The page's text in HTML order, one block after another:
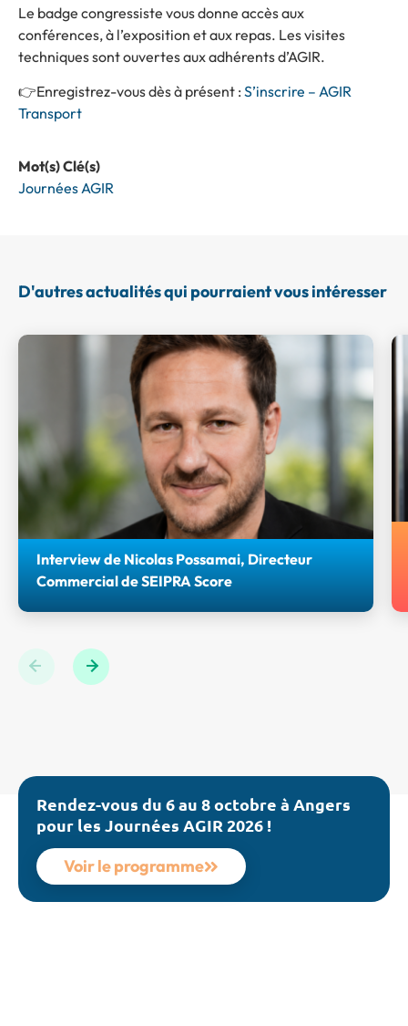
Le badge congressiste vous donne accès aux
conférences, à l’exposition et aux repas. Les visites
techniques sont ouvertes aux adhérents d’AGIR.
👉Enregistrez-vous dès à présent : S’inscrire – AGIR
Transport
Mot(s) Clé(s)
Journées AGIR
D'autres actualités qui pourraient vous intéresser
Interview de Nicolas Possamai, Directeur
Commercial de SEIPRA Score
Retrouvez l'interview de Nicolas POSSAMAI, Directeur
Journées AGIR 2026.
Rendez-vous du 6 au 8 octobre à Angers
pour les Journées AGIR 2026 !
Voir le programme